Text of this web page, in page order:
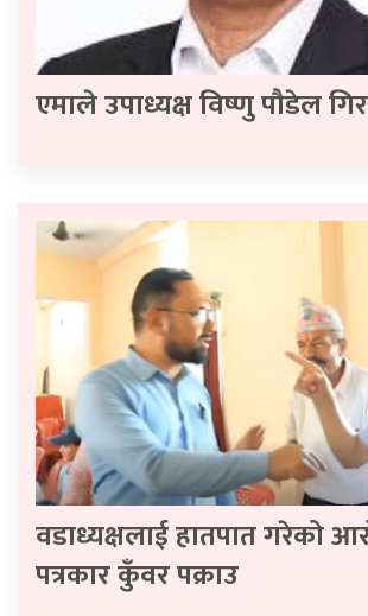
एमाले उपाध्यक्ष विष्णु पौडेल
वडाध्यक्षलाई हातपात गरेको
पत्रकार कुँवर पक्राउ